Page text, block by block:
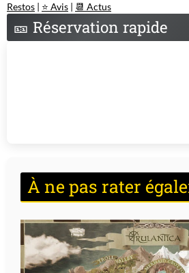
Restos | ⭐ Avis | 📆 Actus
🎫 Réservation rapide
À ne pas rater